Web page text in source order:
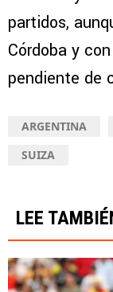
partidos,
Córdoba y
pendiente de
ARGENTINA
SUIZA
LEE